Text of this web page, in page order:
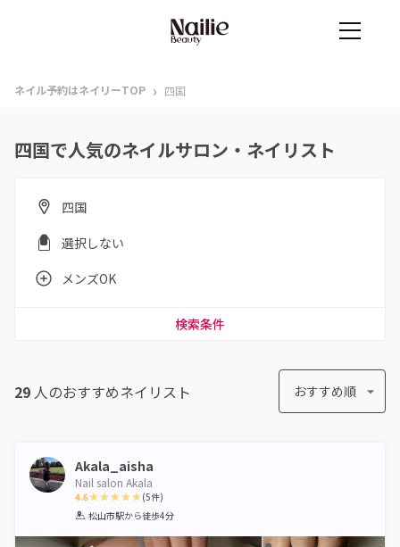
ネイル予約はネイリーTOP › 四国
四国で人気のネイルサロン・ネイリスト
四国
選択しない
メンズOK
検索条件
29 人のおすすめネイリスト おすすめ順
Akala_aisha
Nail salon Akala
4.6
1 2 3 4 5
(5件)
松山市駅から徒歩4分